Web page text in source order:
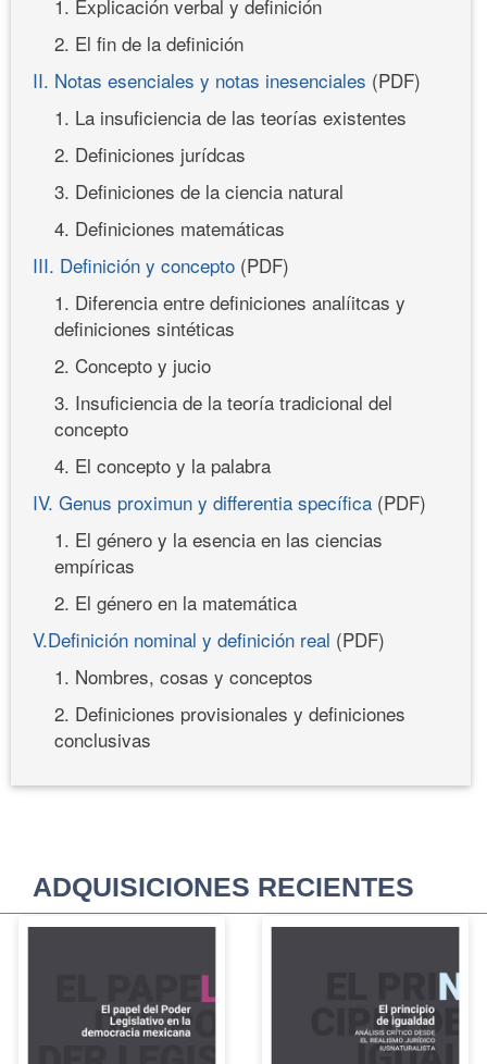
1. Explicación verbal y definición
2. El fin de la definición
II. Notas esenciales y notas inesenciales (PDF)
1. La insuficiencia de las teorías existentes
2. Definiciones jurídcas
3. Definiciones de la ciencia natural
4. Definiciones matemáticas
III. Definición y concepto (PDF)
1. Diferencia entre definiciones analíitcas y
definiciones sintéticas
2. Concepto y jucio
3. Insuficiencia de la teoría tradicional del
concepto
4. El concepto y la palabra
IV. Genus proximun y differentia specífica (PDF)
1. El género y la esencia en las ciencias
empíricas
2. El género en la matemática
V.Definición nominal y definición real (PDF)
1. Nombres, cosas y conceptos
2. Definiciones provisionales y definiciones
conclusivas
ADQUISICIONES RECIENTES